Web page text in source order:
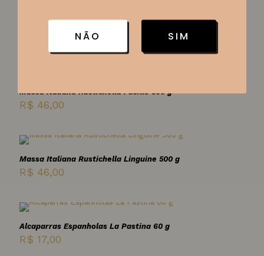
Produtos relacionados
Massa Italiana Rustichella Fusille 500 g
R$ 46,00
Massa Italiana Rustichella Linguine 500 g
R$ 46,00
Alcaparras Espanholas La Pastina 60 g
R$ 17,00
NÃO SIM